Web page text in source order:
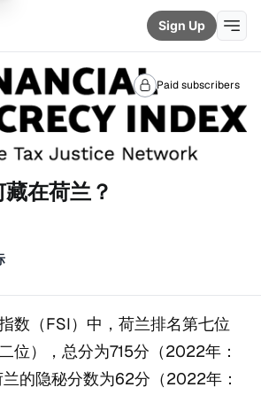
Sign Up
Paid subscribers
在荷兰？
数（FSI）中，荷兰排名第七位
位），总分为715分（2022年：
的隐秘分数为62分（2022年：